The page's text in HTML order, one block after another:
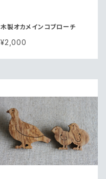
木製オカメインコブローチ
¥2,000